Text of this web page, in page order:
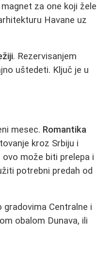
magnet za one koji žele
Havane uz
. Rezervisanjem
uštedeti. Ključ je u
mesec. Romantika
kroz Srbiju i
može biti prelepa i
potrebni predah od
Centralne i
obalom Dunava, ili